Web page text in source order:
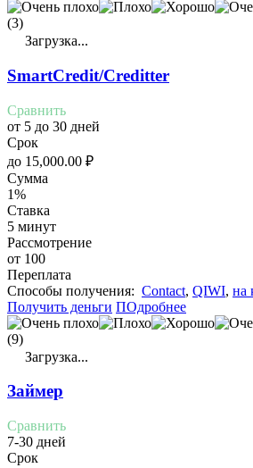
(3)
Загрузка...
SmartCredit/Creditter
Сравнить
от 5 до 30 дней
Срок
до 15,000.00 ₽
Сумма
1%
Ставка
5 минут
Рассмотрение
от 100
Переплата
Cпособы получения: Contact, QIWI, на
Получить деньги ПОдробнее
(9)
Загрузка...
Займер
Сравнить
7-30 дней
Срок